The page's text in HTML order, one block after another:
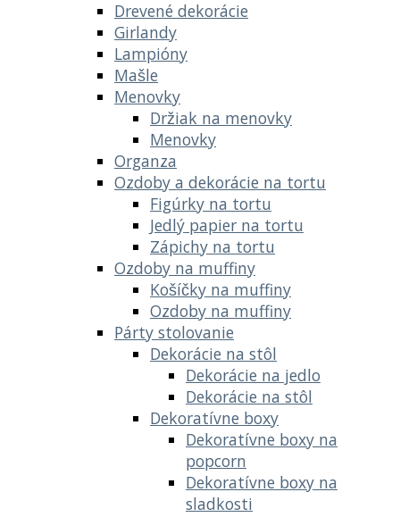
Drevené dekorácie
Girlandy
Lampióny
Mašle
Menovky
Držiak na menovky
Menovky
Organza
Ozdoby a dekorácie na tortu
Figúrky na tortu
Jedlý papier na tortu
Zápichy na tortu
Ozdoby na muffiny
Košíčky na muffiny
Ozdoby na muffiny
Párty stolovanie
Dekorácie na stôl
Dekorácie na jedlo
Dekorácie na stôl
Dekoratívne boxy
Dekoratívne boxy na
popcorn
Dekoratívne boxy na
sladkosti